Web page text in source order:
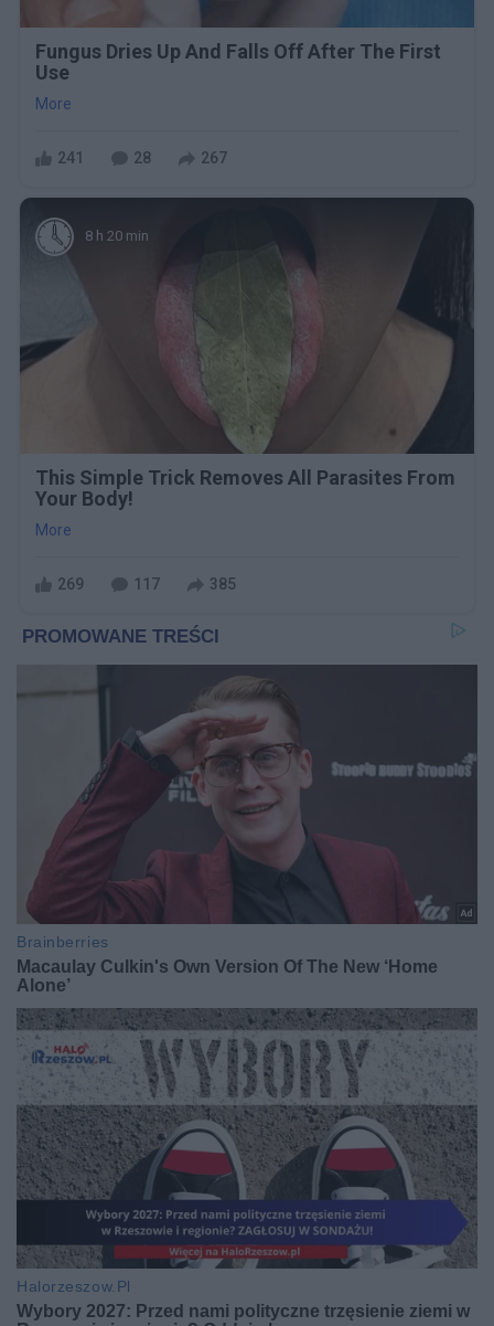
Fungus Dries Up And Falls Off After The First
Use
More
241 28 267
8 h 20 min
This Simple Trick Removes All Parasites From
Your Body!
More
269 117 385